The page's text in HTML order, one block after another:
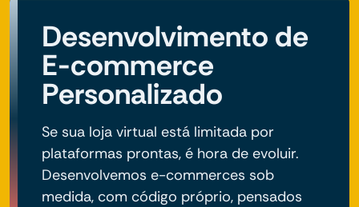
Desenvolvimento de
E-commerce
Personalizado
Se sua loja virtual está limitada por
plataformas prontas, é hora de evoluir.
Desenvolvemos e-commerces sob
medida, com código próprio, pensados